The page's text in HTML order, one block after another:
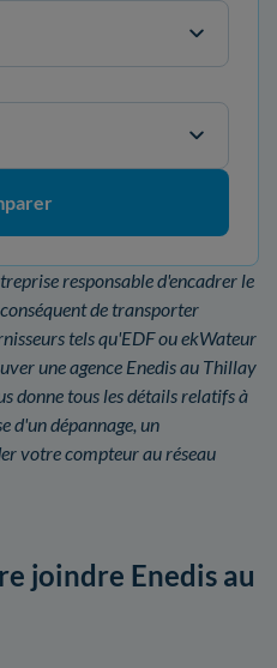
responsable d'encadrer le
de transporter
tels qu'EDF ou ekWateur
une agence Enedis au Thillay
donne tous les détails relatifs à
d'un dépannage, un
votre compteur au réseau
joindre Enedis au